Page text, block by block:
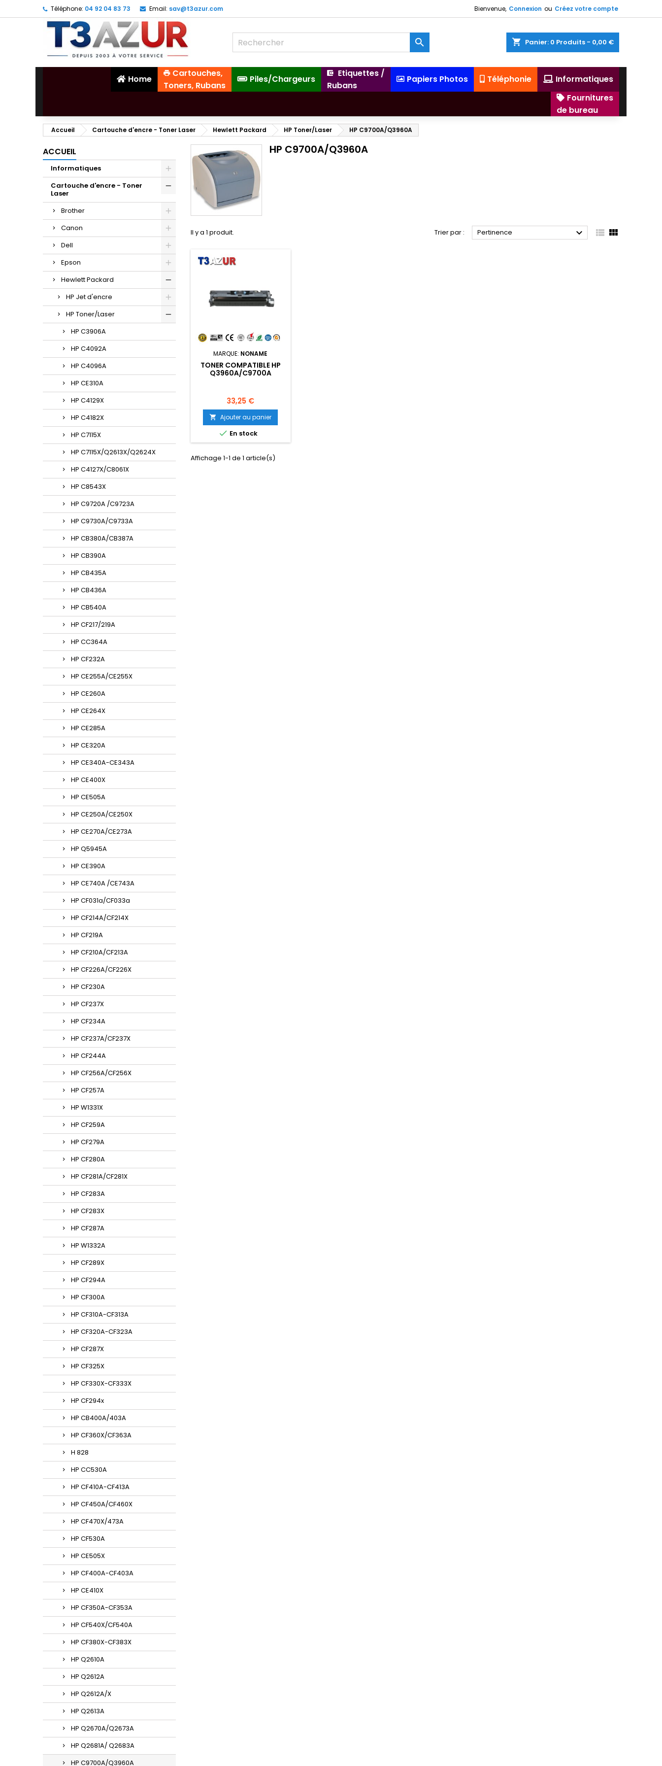
Téléphone: 04 92 04 83 73 Email: sav@t3azur.com Bienvenue, Connexion ou Créez votre compte
shopping_cart Panier: 0 Produits - 0,00 €

Home
Cartouches,
Toners, Rubans
Piles/Chargeurs
Etiquettes /
Rubans
Papiers Photos Téléphonie
Informatiques
Fournitures
de bureau
Accueil Cartouche d'encre - Toner Laser Hewlett Packard HP Toner/Laser HP C9700A/Q3960A
ACCUEIL
Informatiques
Cartouche d'encre - Toner
Laser
Brother
Canon
Dell
Epson
Hewlett Packard
HP Jet d'encre
HP Toner/Laser
HP C3906A
HP C4092A
HP C4096A
HP CE310A
HP C4129X
HP C4182X
HP C7115X
HP C7115X/Q2613X/Q2624X
HP C4127X/C8061X
HP C8543X
HP C9720A /C9723A
HP C9730A/C9733A
HP CB380A/CB387A
HP CB390A
HP CB435A
HP CB436A
HP CB540A
HP CF217/219A
HP CC364A
HP CF232A
HP CE255A/CE255X
HP CE260A
HP CE264X
HP CE285A
HP CE320A
HP CE340A-CE343A
HP CE400X
HP CE505A
HP CE250A/CE250X
HP CE270A/CE273A
HP Q5945A
HP CE390A
HP CE740A /CE743A
HP CF031a/CF033a
HP CF214A/CF214X
HP CF219A
HP CF210A/CF213A
HP CF226A/CF226X
HP CF230A
HP CF237X
HP CF234A
HP CF237A/CF237X
HP CF244A
HP CF256A/CF256X
HP CF257A
HP W1331X
HP CF259A
HP CF279A
HP CF280A
HP CF281A/CF281X
HP CF283A
HP CF283X
HP CF287A
HP W1332A
HP CF289X
HP CF294A
HP CF300A
HP CF310A-CF313A
HP CF320A-CF323A
HP CF287X
HP CF325X
HP CF330X-CF333X
HP CF294x
HP CB400A/403A
HP CF360X/CF363A
H 828
HP CC530A
HP CF410A-CF413A
HP CF450A/CF460X
HP CF470X/473A
HP CF530A
HP CE505X
HP CF400A-CF403A
HP CE410X
HP CF350A-CF353A
HP CF540X/CF540A
HP CF380X-CF383X
HP Q2610A
HP Q2612A
HP Q2612A/X
HP Q2613A
HP Q2670A/Q2673A
HP Q2681A/ Q2683A
HP C9700A/Q3960A
HP C9700A/Q3960A
Il y a 1 produit. Trier par : Pertinence   
MARQUE: NONAME
TONER COMPATIBLE HP
Q3960A/C9700A
Prix
33,25 €
 Ajouter au panier
 En stock
Affichage 1-1 de 1 article(s)